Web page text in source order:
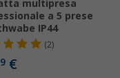
multipresa
a 5 prese
IP44
(2)
€